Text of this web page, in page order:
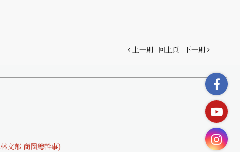
上一則 回上頁 下一則
文郁 商圈總幹事)